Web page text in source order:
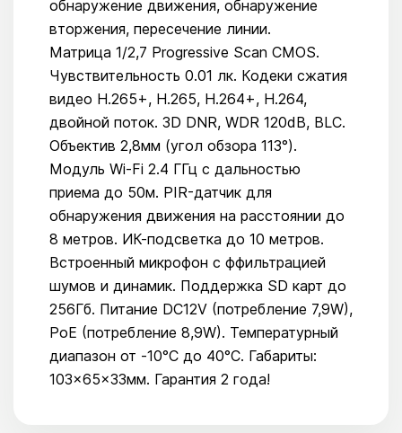
обнаружение движения, обнаружение
вторжения, пересечение линии.
Матрица 1/2,7 Progressive Scan CMOS.
Чувствительность 0.01 лк. Кодеки сжатия
видео H.265+, H.265, H.264+, H.264,
двойной поток. 3D DNR, WDR 120dB, BLC.
Объектив 2,8мм (угол обзора 113°).
Модуль Wi-Fi 2.4 ГГц с дальностью
приема до 50м. PIR-датчик для
обнаружения движения на расстоянии до
8 метров. ИК-подсветка до 10 метров.
Встроенный микрофон с ффильтрацией
шумов и динамик. Поддержка SD карт до
256Гб. Питание DC12V (потребление 7,9W),
PoE (потребление 8,9W). Температурный
диапазон от -10°С до 40°С. Габариты:
103×65×33мм. Гарантия 2 года!